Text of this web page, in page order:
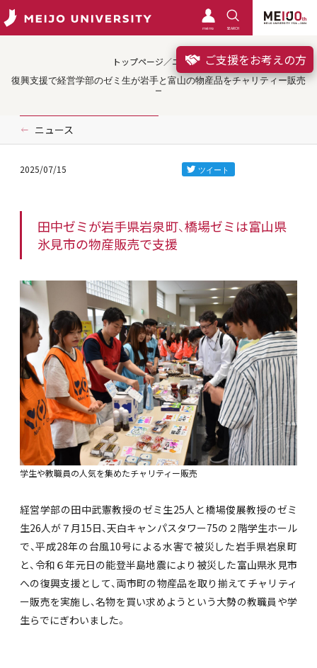
meimo SEARCH
ご支援をお考えの方
トップページ／ニュース
復興支援で経営学部のゼミ生が岩手と富山の物産品をチャリティー販売
ニュース
2025/07/15
田中ゼミが岩手県岩泉町、橋場ゼミは富山県
氷見市の物産販売で支援
学生や教職員の人気を集めたチャリティー販売
経営学部の田中武憲教授のゼミ生25人と橋場俊展教授のゼミ
生26人が７月15日、天白キャンパスタワー75の２階学生ホール
で、平成28年の台風10号による水害で被災した岩手県岩泉町
と、令和６年元日の能登半島地震により被災した富山県氷見市
への復興支援として、両市町の物産品を取り揃えてチャリティ
ー販売を実施し、名物を買い求めようという大勢の教職員や学
生らでにぎわいました。